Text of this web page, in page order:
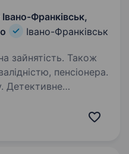
Франківськ,
Івано-Франківськ
зайнятість. Також
пенсіонера.